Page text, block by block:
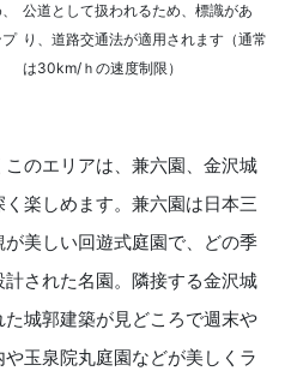
公道として扱われるため、標識があ
り、道路交通法が適用されます（通常
は30km/ｈの速度制限）
のエリアは、兼六園、金沢城
楽しめます。兼六園は日本三
美しい回遊式庭園で、どの季
された名園。隣接する金沢城
城郭建築が見どころで週末や
や玉泉院丸庭園などが美しくラ